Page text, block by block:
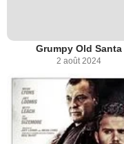
Grumpy Old Santa
2 août 2024